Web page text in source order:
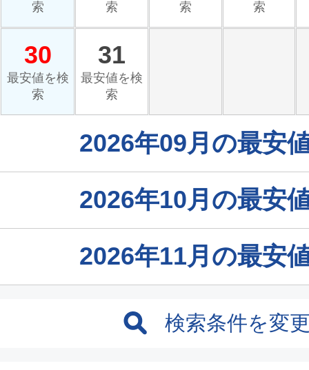
索
索
索
索
30
最安値を検
索
31
最安値を検
索
2026年09月の最安
2026年10月の最安
2026年11月の最安
検索条件を変